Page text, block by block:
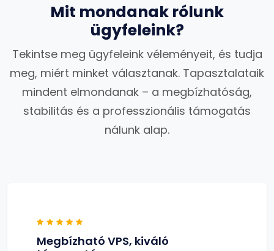
Mit mondanak rólunk
ügyfeleink?
Tekintse meg ügyfeleink véleményeit, és tudja
meg, miért minket választanak. Tapasztalataik
mindent elmondanak – a megbízhatóság,
stabilitás és a professzionális támogatás
nálunk alap.
Megbízható VPS, kiváló